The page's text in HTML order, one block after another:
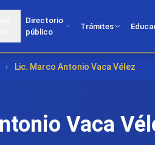
Directorio
público
Trámites
› Lic. Marco Antonio Vaca Vélez
Vaca